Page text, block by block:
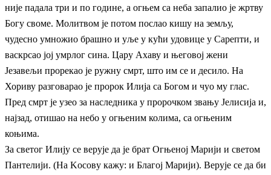
није падала три и по године, а огњем са неба запалио је жртву
Богу своме. Молитвом је потом послао кишу на земљу,
чудесно умножио брашно и уље у кући удовице у Сарепти, и
васкрсао јој умрлог сина. Цару Ахаву и његовој жени
Језавељи прорекао је ружну смрт, што им се и десило. На
Хориву разговарао је пророк Илија са Богом и чуо му глас.
Пред смрт је узео за наследника у пророчком звању Јелисија и,
најзад, отишао на небо у огњеним колима, са огњеним
коњима.
Зa свeтoг Илиjy сe вeрyje дa je брaт Oгњeнoj Maриjи и свeтoм
Пaнтeлиjи. (Нa Koсoвy кaжy: и Блaгoj Maриjи). Вeрyje сe дa би